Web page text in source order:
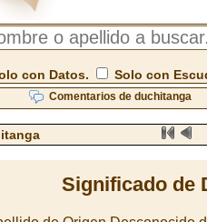
con Datos. Solo con
Comentarios de duchitanga
Significado de